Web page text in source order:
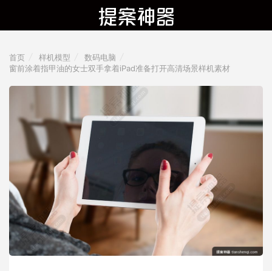
首页 样机模型
数码电脑
窗前涂着指甲油的女士双手拿着iPad准备打开高清场景样机素材